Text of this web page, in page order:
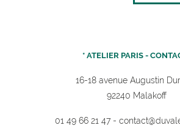
* ATELIER PARIS -
16-18 avenue Augustin
92240 Malakoff
01 49 66 21 47-